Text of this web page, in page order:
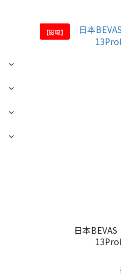
【磁吸】
日本